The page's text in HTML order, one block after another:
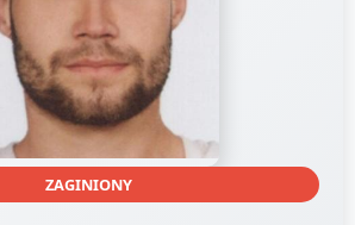
ZAGINIONY